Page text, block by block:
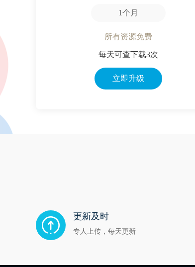
1个月
所有资源免费
每天可查下载3次
立即升级
更新及时
专人上传，每天更新